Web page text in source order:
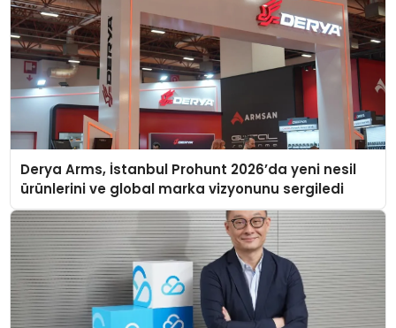
Derya Arms, İstanbul Prohunt 2026’da yeni nesil
ürünlerini ve global marka vizyonunu sergiledi